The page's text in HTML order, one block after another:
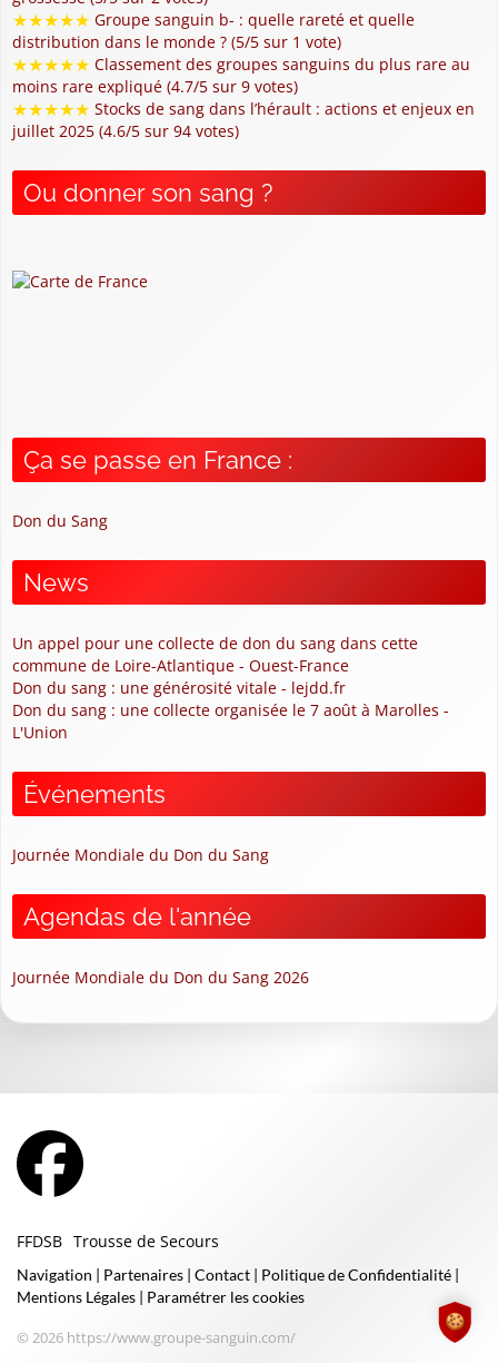
★★★★★ Groupe sanguin b- : quelle rareté et quelle
distribution dans le monde ? (5/5 sur 1 vote)
★★★★★ Classement des groupes sanguins du plus rare au
moins rare expliqué (4.7/5 sur 9 votes)
★★★★★ Stocks de sang dans l’hérault : actions et enjeux en
juillet 2025 (4.6/5 sur 94 votes)
Ou donner son sang ?
Ça se passe en France :
Don du Sang
News
Un appel pour une collecte de don du sang dans cette
commune de Loire-Atlantique - Ouest-France
Don du sang : une générosité vitale - lejdd.fr
Don du sang : une collecte organisée le 7 août à Marolles -
L'Union
Événements
Journée Mondiale du Don du Sang
Agendas de l'année
Journée Mondiale du Don du Sang 2026
FFDSB Trousse de Secours
Navigation | Partenaires | Contact | Politique de Confidentialité |
Mentions Légales | Paramétrer les cookies
© 2026 https://www.groupe-sanguin.com/